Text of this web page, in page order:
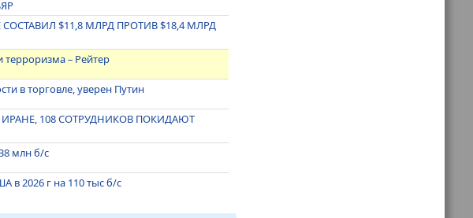
$11,8 МЛРД ПРОТИВ $18,4 МЛРД
– Рейтер
в торговле, уверен Путин
108 СОТРУДНИКОВ ПОКИДАЮТ
млн б/с
в 2026 г на 110 тыс б/с